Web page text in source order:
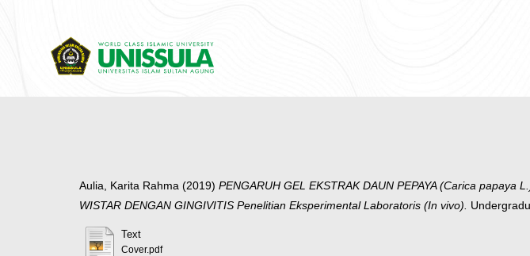
Aulia, Karita Rahma (2019) PENGARUH GEL EKSTRAK DAUN PEPAYA (Carica papaya
WISTAR DENGAN GINGIVITIS Penelitian Eksperimental Laboratoris (In vivo).
Text
Cover.pdf